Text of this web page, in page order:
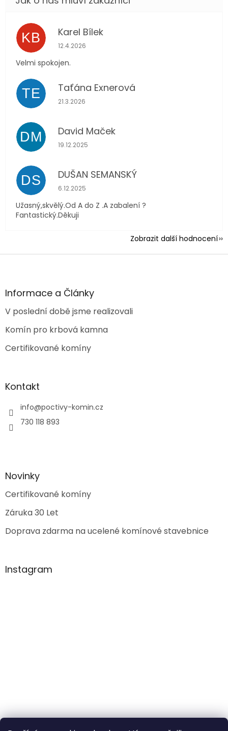
KB Karel Bílek
Hodnocení obchodu je 5 z 5 hvězdiček.
12.4.2026
Velmi spokojen.
TE Taťána Exnerová
Hodnocení obchodu je 5 z 5 hvězdiček.
21.3.2026
DM David Maček
Hodnocení obchodu je 5 z 5 hvězdiček.
19.12.2025
DS DUŠAN SEMANSKÝ
Hodnocení obchodu je 5 z 5 hvězdiček.
6.12.2025
Užasný,skvělý.Od A do Z .A zabalení ?
Fantastický.Děkuji
Zobrazit další hodnocení
Z
aInformace a Články
V poslední době jsme realizovali
Komín pro krbová kamna
Certifikované komíny
Kontakt
info@poctivy-komin.cz
730 118 893
Novinky
Certifikované komíny
Záruka 30 Let
Doprava zdarma na ucelené komínové stavebnice
Instagram